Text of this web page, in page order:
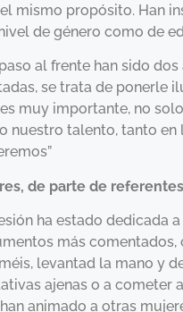
mismo propósito. Han
de género como de
al frente han sido
se trata de ponerle
muy importante, no
nuestro talento, tanto
de parte de
ha estado dedicada
más
levantad la mano y
ajenas o a cometer
han animado a otras